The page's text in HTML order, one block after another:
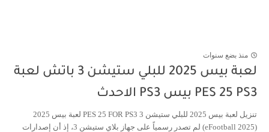
منذ بضع سنوات
لعبة بيس 2025 للبلي ستيشن 3 باتش لعبة
PES 25 PS3 بيس PS3 الاحدث
تنزيل لعبة بيس 2025 للبلي ستيشن 3 PES 25 FOR PS3 لعبة بيس 2025
(eFootball 2025) لم تصدر رسمياً على جهاز بلاي ستيشن 3، إذ أن إصدارات